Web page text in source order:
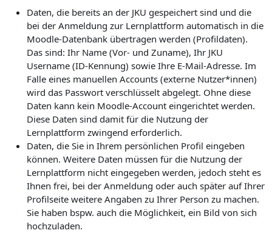
Daten, die bereits an der JKU gespeichert sind und die
bei der Anmeldung zur Lernplattform automatisch in die
Moodle-Datenbank übertragen werden (Profildaten).
Das sind: Ihr Name (Vor- und Zuname), Ihr JKU
Username (ID-Kennung) sowie Ihre E-Mail-Adresse. Im
Falle eines manuellen Accounts (externe Nutzer*innen)
wird das Passwort verschlüsselt abgelegt. Ohne diese
Daten kann kein Moodle-Account eingerichtet werden.
Diese Daten sind damit für die Nutzung der
Lernplattform zwingend erforderlich.
Daten, die Sie in Ihrem persönlichen Profil eingeben
können. Weitere Daten müssen für die Nutzung der
Lernplattform nicht eingegeben werden, jedoch steht es
Ihnen frei, bei der Anmeldung oder auch später auf Ihrer
Profilseite weitere Angaben zu Ihrer Person zu machen.
Sie haben bspw. auch die Möglichkeit, ein Bild von sich
hochzuladen.